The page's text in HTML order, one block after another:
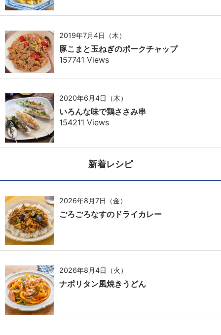
2019年7月4日（木）
豚こまと玉ねぎのポークチャップ
157741 Views
2020年6月4日（木）
いろんな味で鶏ささみ串
154211 Views
新着レシピ
2026年8月7日（金）
ごろごろなすのドライカレー
2026年8月4日（火）
ナポリタン風焼きうどん